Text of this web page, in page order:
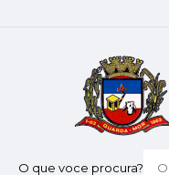
O que voce procura?